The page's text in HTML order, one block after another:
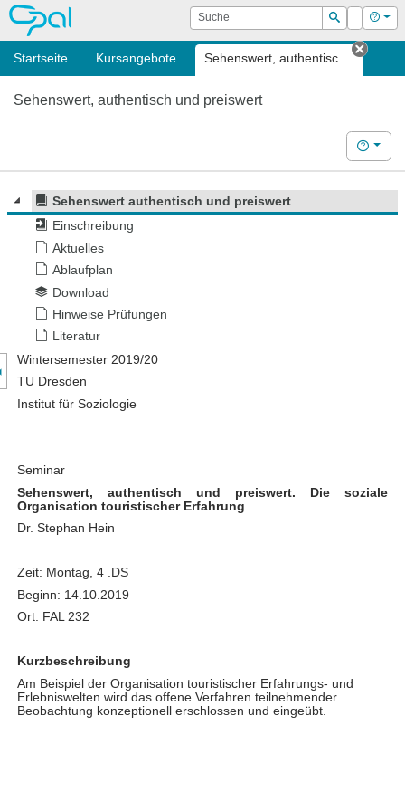
OPAL Suche
Suchen
Login Hilfe
Startseite Kursangebote Sehenswert, authentisc...
Tab
Sehenswert, authentisch und preiswert
Hilfe
Sehenswert authentisch und preiswert
Einschreibung
Aktuelles
Ablaufplan
Download
Hinweise Prüfungen
Literatur
des Kursmenüs